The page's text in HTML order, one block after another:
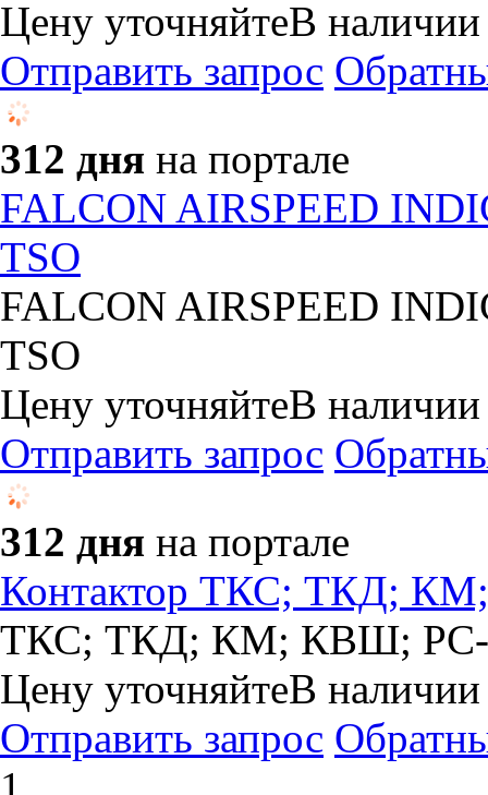
Цену уточняйтеВ наличии
Отправить запрос
312 дня на портале
FALCON AIRSPEED
TSO
FALCON AIRSPEED
TSO
Цену уточняйтеВ наличии
Отправить запрос
312 дня на портале
Контактор ТКС; ТКД;
ТКС; ТКД; КМ; КВШ;
Цену уточняйтеВ наличии
Отправить запрос